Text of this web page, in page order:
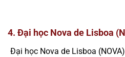
4. Đại học Nova de Lisboa
Đại học Nova de Lisboa